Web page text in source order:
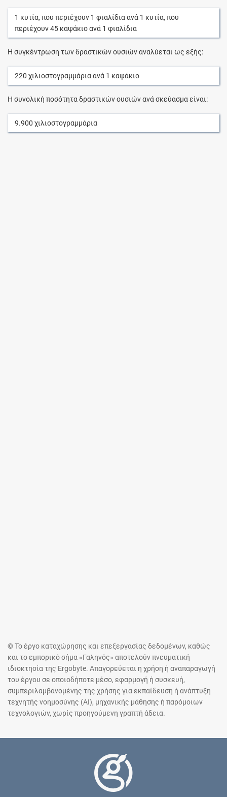
1 κυτία, που περιέχουν 1 φιαλίδιαανά 1 κυτία, που
περιέχουν45 καψάκιοανά 1 φιαλίδια
Η συγκέντρωση των δραστικών ουσιών αναλύεται ως εξής:
220 χιλιοστογραμμάριαανά 1 καψάκιο
Η συνολική ποσότητα δραστικών ουσιών ανά σκεύασμα είναι:
9.900 χιλιοστογραμμάρια
© Το έργο καταχώρησης και επεξεργασίας δεδομένων, καθώς
και το εμπορικό σήμα «Γαληνός» αποτελούν πνευματική
ιδιοκτησία της Ergobyte. Απαγορεύεται η χρήση ή αναπαραγωγή
του έργου σε οποιοδήποτε μέσο, εφαρμογή ή συσκευή,
συμπεριλαμβανομένης της χρήσης για εκπαίδευση ή ανάπτυξη
τεχνητής νοημοσύνης (AI), μηχανικής μάθησης ή παρόμοιων
τεχνολογιών, χωρίς προηγούμενη γραπτή άδεια.